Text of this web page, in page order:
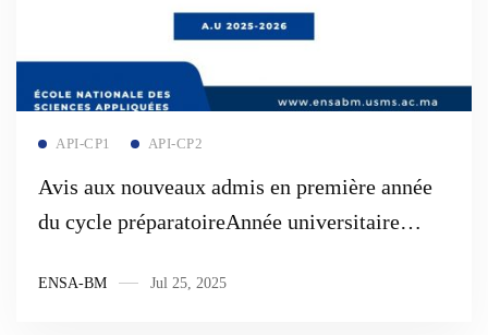
API-CP1 API-CP2
Avis aux nouveaux admis en première année
du cycle préparatoireAnnée universitaire
ENSA-BM Jul 25, 2025